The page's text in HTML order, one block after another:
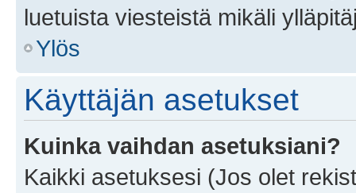
luetuista viesteistä mikäli
Ylös
Käyttäjän asetukset
Kuinka vaihdan asetuksiani?
Kaikki asetuksesi (Jos olet